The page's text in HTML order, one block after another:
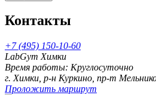
Контакты
+7 (495) 150-10-60
LabGym Химки
Время работы: Круглосуточно
г. Химки, р-н Куркино, пр-т
Проложить маршрут